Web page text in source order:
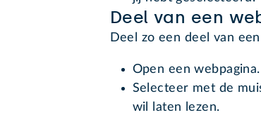
Deel van een
Deel zo een deel van
Open een
Selecteer met de
wil laten lezen.